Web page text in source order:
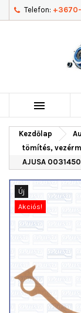
Telefon:

Kezdőlap
tömítés,
AJUSA
Új
Akciós!